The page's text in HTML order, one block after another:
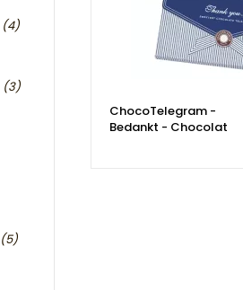
(4)
(3)
(5)
ChocoTelegram -
Bedankt - Chocolat